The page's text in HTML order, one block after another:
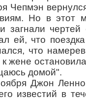
вернулся в
Но в этот
загнали
ей, что
что
жене
домой".
Леннон
известий в